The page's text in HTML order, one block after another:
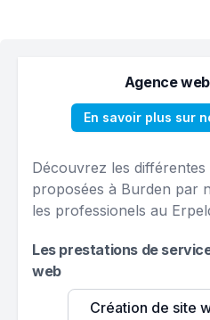
Agence
En savoir plus sur
Découvrez les
proposées à Burden par
les professionels au
Les prestations de
web
Création de site